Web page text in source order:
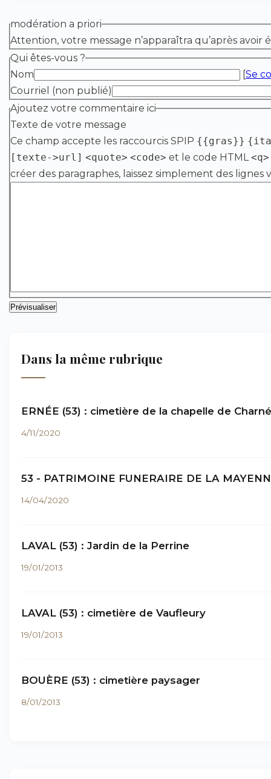
modération a priori
Attention, votre message n’apparaîtra qu’après
Qui êtes-vous ?
Nom
[Se
Courriel (non publié)
Ajoutez votre commentaire ici
Texte de votre message
Ce champ accepte les raccourcis SPIP {{gras}}
[texte->url] <quote> <code> et le code HTML<q>
créer des paragraphes, laissez simplement des lignes
Dans la même rubrique
ERNÉE (53) : cimetière de la chapelle de Charné
4/11/2020
53 - PATRIMOINE FUNERAIRE DE LA
14/04/2020
LAVAL (53) : Jardin de la Perrine
19/01/2013
LAVAL (53) : cimetière de Vaufleury
19/01/2013
BOUÈRE (53) : cimetière paysager
8/01/2013